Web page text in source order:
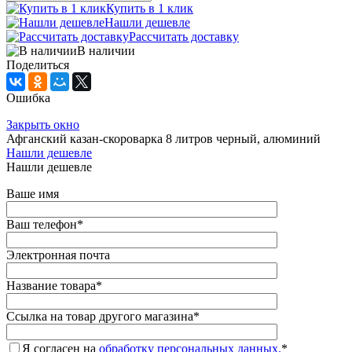
Купить в 1 клик
Нашли дешевле
Рассчитать доставку
В наличии
Поделиться
Ошибка
Закрыть окно
Афганский казан-скороварка 8 литров черный, алюминий
Нашли дешевле
Нашли дешевле
Ваше имя
Ваш телефон*
Электронная почта
Название товара*
Ссылка на товар другого магазина*
Я согласен на обработку персональных данных.*